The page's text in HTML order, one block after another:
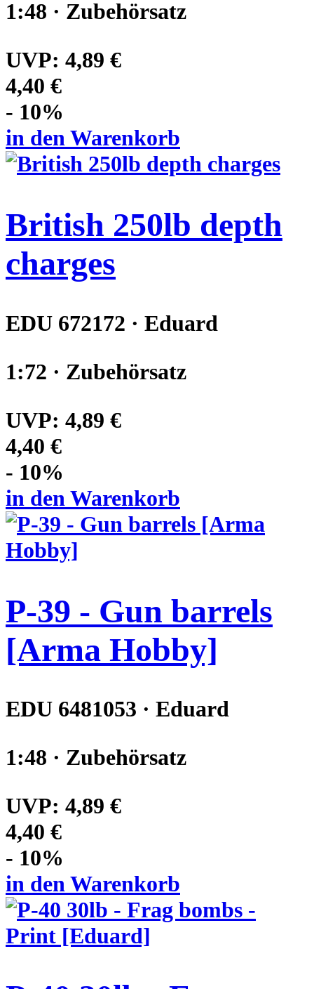
1:48 · Zubehörsatz
UVP: 4,89 €
4,40 €
- 10%
in den Warenkorb
British 250lb depth
charges
EDU 672172 · Eduard
1:72 · Zubehörsatz
UVP: 4,89 €
4,40 €
- 10%
in den Warenkorb
P-39 - Gun barrels
[Arma Hobby]
EDU 6481053 · Eduard
1:48 · Zubehörsatz
UVP: 4,89 €
4,40 €
- 10%
in den Warenkorb